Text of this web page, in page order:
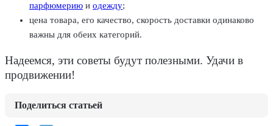
парфюмерию и одежду;
цена товара, его качество, скорость доставки одинаково
важны для обеих категорий.
Надеемся, эти советы будут полезными. Удачи в
продвижении!
Поделиться статьей